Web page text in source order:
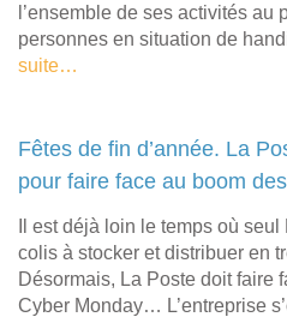
l’ensemble de ses activités
personnes en situation de
suite…
Fêtes de fin d’année. La
pour faire face au boom
Il est déjà loin le temps où
colis à stocker et distribuer en
Désormais, La Poste doit faire
Cyber Monday… L’entreprise